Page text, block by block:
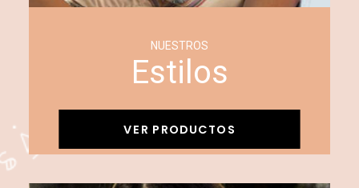
NUESTROS
Estilos
VER PRODUCTOS